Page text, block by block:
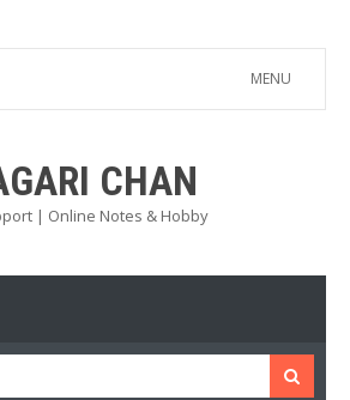
MENU
CHAN
| Online Notes & Hobby